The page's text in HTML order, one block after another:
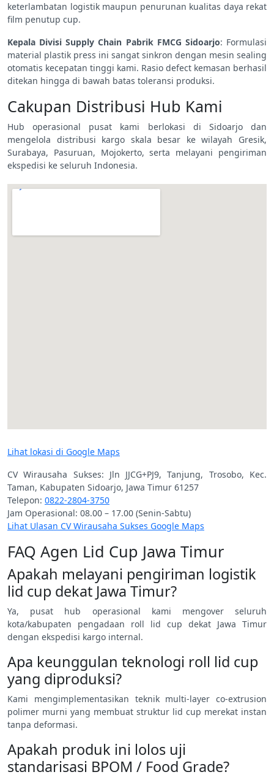
keterlambatan logistik maupun penurunan kualitas daya rekat
film penutup cup.
Kepala Divisi Supply Chain Pabrik FMCG Sidoarjo: Formulasi
material plastik press ini sangat sinkron dengan mesin sealing
otomatis kecepatan tinggi kami. Rasio defect kemasan berhasil
ditekan hingga di bawah batas toleransi produksi.
Cakupan Distribusi Hub Kami
Hub operasional pusat kami berlokasi di Sidoarjo dan
mengelola distribusi kargo skala besar ke wilayah Gresik,
Surabaya, Pasuruan, Mojokerto, serta melayani pengiriman
ekspedisi ke seluruh Indonesia.
Lihat lokasi di Google Maps
CV Wirausaha Sukses: Jln JJCG+PJ9, Tanjung, Trosobo, Kec.
Taman, Kabupaten Sidoarjo, Jawa Timur 61257
Telepon: 0822-2804-3750
Jam Operasional: 08.00 – 17.00 (Senin-Sabtu)
Lihat Ulasan CV Wirausaha Sukses Google Maps
FAQ Agen Lid Cup Jawa Timur
Apakah melayani pengiriman logistik
lid cup dekat Jawa Timur?
Ya, pusat hub operasional kami mengover seluruh
kota/kabupaten pengadaan roll lid cup dekat Jawa Timur
dengan ekspedisi kargo internal.
Apa keunggulan teknologi roll lid cup
yang diproduksi?
Kami mengimplementasikan teknik multi-layer co-extrusion
polimer murni yang membuat struktur lid cup merekat instan
tanpa deformasi.
Apakah produk ini lolos uji
standarisasi BPOM / Food Grade?